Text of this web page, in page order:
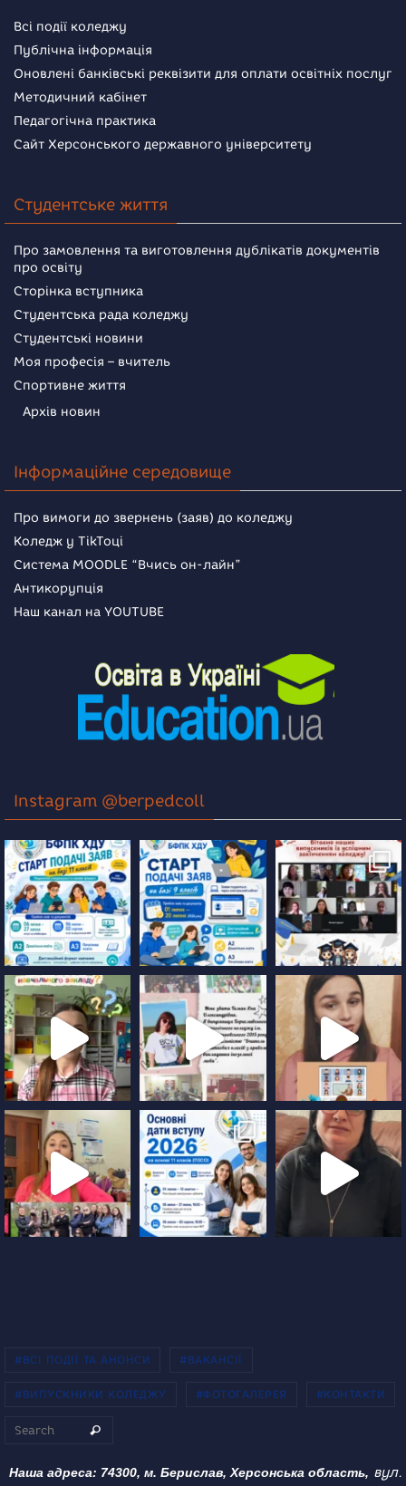
Всі події коледжу
Публічна інформація
Оновлені банківські реквізити для оплати освітніх послуг
Методичний кабінет
Педагогічна практика
Сайт Херсонського державного університету
Студентське життя
Про замовлення та виготовлення дублікатів документів
про освіту
Сторінка вступника
Студентська рада коледжу
Студентські новини
Моя професія – вчитель
Спортивне життя
Архів новин
Інформаційне середовище
Про вимоги до звернень (заяв) до коледжу
Коледж у TikToці
Система MOODLE “Вчись он-лайн”
Антикорупція
Наш канал на YOUTUBE
Instagram @berpedcoll
#ВСІ ПОДІЇ ТА АНОНСИ #ВАКАНСІЇ
#ВИПУСКНИКИ КОЛЕДЖУ #ФОТОГАЛЕРЕЯ #КОНТАКТИ
Search
Наша адреса: 74300, м. Берислав, Херсонська область, вул.